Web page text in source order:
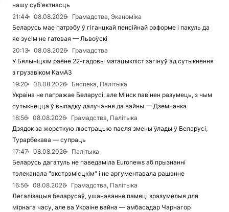
нашу суб'ектнасць
21:44
08.08.2026
Грамадства, Эканоміка
Беларусь мае патрэбу ў гіганцкай пенсійнай рэформе і пакуль да
яе зусім не гатовая — Львоўскі
20:13
08.08.2026
Грамадства
У Бялыніцкім раёне 22-гадовы матацыкліст загінуў ад сутыкнення
з грузавіком КамАЗ
19:20
08.08.2026
Бяспека, Палітыка
Украіна не пагражае Беларусі, але Мінск павінен разумець, з чым
сутыкнецца ў выпадку далучэння да вайны — Дземчанка
18:56
08.08.2026
Грамадства, Палітыка
Дзядок за жорсткую люстрацыю пасля змены ўлады ў Беларусі,
Турарбекава — супраць
17:47
08.08.2026
Палітыка
Беларусь дагэтуль не паведаміла Euronews аб прызнанні
тэлеканала "экстрэмісцкім" і не аргументавала рашэнне
16:56
08.08.2026
Грамадства, Палітыка
Легалізацыя беларусаў, ушанаванне памяці зразумелыя для
мірнага часу, але ва Украіне вайна — амбасадар Чарнагор